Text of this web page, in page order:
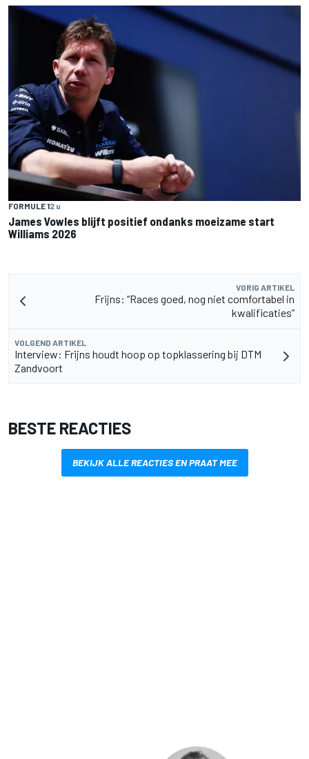
FORMULE 12 u
James Vowles blijft positief ondanks moeizame start
Williams 2026
VORIG ARTIKEL
Frijns: “Races goed, nog niet comfortabel in
kwalificaties”
VOLGEND ARTIKEL
Interview: Frijns houdt hoop op topklassering bij DTM
Zandvoort
BESTE REACTIES
BEKIJK ALLE REACTIES EN PRAAT MEE